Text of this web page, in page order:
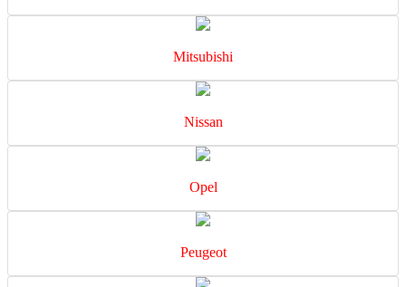
Mitsubishi
Nissan
Opel
Peugeot